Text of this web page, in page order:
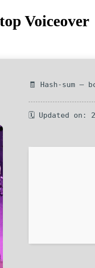
Voiceover
🧾 Hash-sum —
🗓 Updated on: